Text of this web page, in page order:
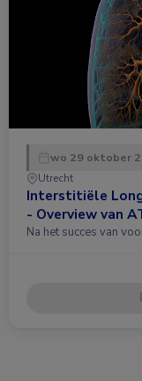
wo 29 oktober
Utrecht
Interstitiële
- Overview van
Na het succes van